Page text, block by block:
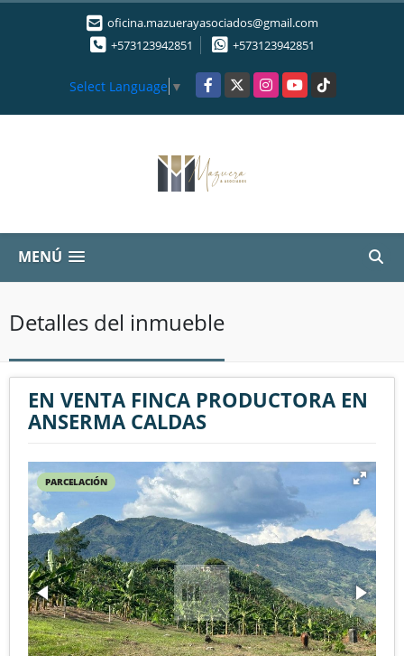
oficina.mazuerayasociados@gmail.com
+573123942851
+573123942851
Select Language ▼ Facebook
X InstagramYouTubeTikTok
MENÚ
Detalles del inmueble
EN VENTA FINCA PRODUCTORA EN
ANSERMA CALDAS
PARCELACIÓN